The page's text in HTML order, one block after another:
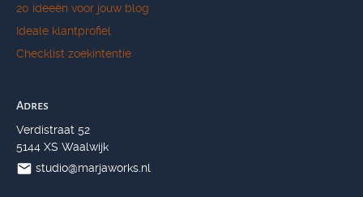
20 ideeën voor jouw blog
Ideale klantprofiel
Checklist zoekintentie
Adres
Verdistraat 52
5144 XS Waalwijk
studio@marjaworks.nl